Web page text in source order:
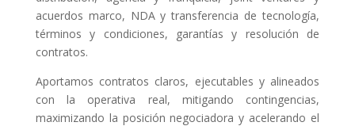
acuerdos marco, NDA y transferencia de tecnología,
términos y condiciones, garantías y resolución de
contratos.
Aportamos contratos claros, ejecutables y alineados
con la operativa real, mitigando contingencias,
maximizando la posición negociadora y acelerando el